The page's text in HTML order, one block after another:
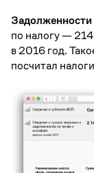
по налогу —
в 2016 год.
посчитал